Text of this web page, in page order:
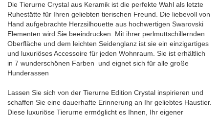
Die Tierurne Crystal aus Keramik ist die perfekte Wahl als letzte
Ruhestätte für Ihren geliebten tierischen Freund. Die liebevoll von
Hand aufgebrachte Herzsilhouette aus hochwertigen Swarovski
Elementen wird Sie beeindrucken. Mit ihrer perlmuttschillernden
Oberfläche und dem leichten Seidenglanz ist sie ein einzigartiges
und luxuriöses Accessoire für jeden Wohnraum. Sie ist erhältlich
in 7 wunderschönen Farben und eignet sich für alle große
Hunderassen
Lassen Sie sich von der Tierurne Edition Crystal inspirieren und
schaffen Sie eine dauerhafte Erinnerung an Ihr geliebtes Haustier.
Diese luxuriöse Tierurne ermöglicht es Ihnen, Ihr eigener